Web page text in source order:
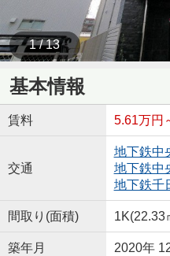
1 / 13
基本情報
賃料 5.61万円
交通
地下鉄中
地下鉄中
地下鉄千
間取り(面積) 1K(22.33
築年月 2020年